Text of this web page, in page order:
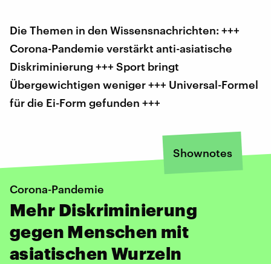
Die Themen in den Wissensnachrichten: +++
Corona-Pandemie verstärkt anti-asiatische
Diskriminierung +++ Sport bringt
Übergewichtigen weniger +++ Universal-Formel
für die Ei-Form gefunden +++
Shownotes
Corona-Pandemie
Mehr Diskriminierung
gegen Menschen mit
asiatischen Wurzeln